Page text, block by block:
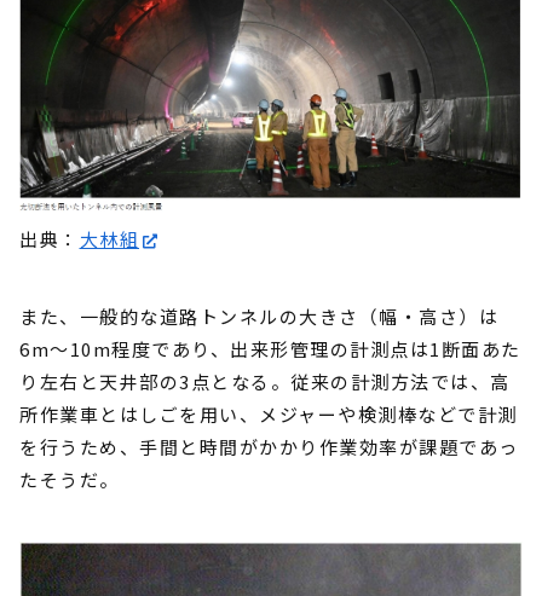
出典： 大林組
また、一般的な道路トンネルの大きさ（幅・高さ）は
6m～10m程度であり、出来形管理の計測点は1断面あた
り左右と天井部の3点となる。従来の計測方法では、高
所作業車とはしごを用い、メジャーや検測棒などで計測
を行うため、手間と時間がかかり作業効率が課題であっ
たそうだ。